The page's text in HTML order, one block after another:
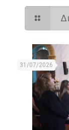
31/07/2026